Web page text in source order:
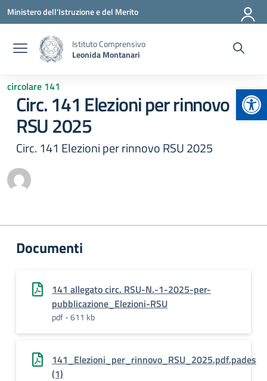
Vai ai contenuti
Vai al menu di navigazione
Vai al footer
Ministero dell'Istruzione e del Merito
Istituto Comprensivo
Leonida Montanari
circolare 141
Circ. 141 Elezioni per rinnovo
RSU 2025
Circ. 141 Elezioni per rinnovo RSU 2025
Documenti
141 allegato circ. RSU-N.-1-2025-per-
pubblicazione_Elezioni-RSU
pdf - 611 kb
141_Elezioni_per_rinnovo_RSU_2025.pdf.pades
(1)